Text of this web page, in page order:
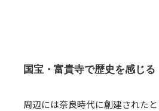
国宝・富貴寺で歴史を感じる
周辺には奈良時代に創建された